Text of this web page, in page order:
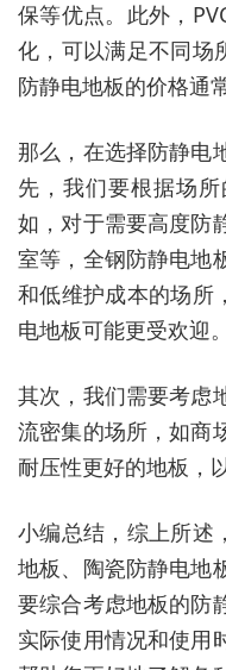
保等优点。此外，
化，可以满足不同场
防静电地板的价格通
那么，在选择防静电
先，我们要根据场
如，对于需要高度防
室等，全钢防静电地
和低维护成本的场所
电地板可能更受欢迎。
其次，我们需要考虑
流密集的场所，如商
耐压性更好的地板，
小编总结，综上所述
地板、陶瓷防静电地
要综合考虑地板的防
实际使用情况和使用